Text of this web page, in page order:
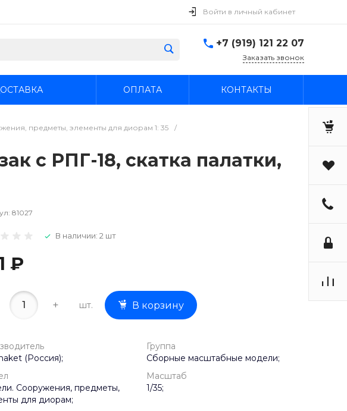
Войти в личный кабинет
+7 (919) 121 22 07
Заказать звонок
ОПЛАТА КОНТАКТЫ
предметы, элементы для диорам 1: 35
/
с РПГ-18, скатка палатки,
81027
В наличии: 2 шт
₽
+ шт. В корзину
(Россия);
Группа
Сборные масштабные модели;
Сооружения, предметы,
для диорам;
Масштаб
1/35;